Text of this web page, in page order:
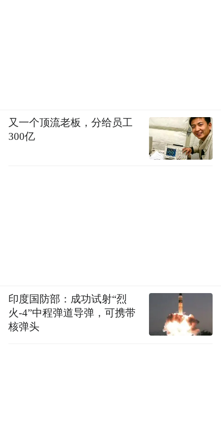
又一个顶流老板，分给员工
300亿
印度国防部：成功试射“烈
火-4”中程弹道导弹，可携带
核弹头